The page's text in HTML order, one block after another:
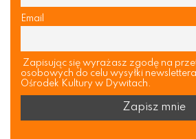
Email
Zapisując się wyrażasz zgodę na
osobowych do celu wysyłki
Ośrodek Kultury w Dywitach.